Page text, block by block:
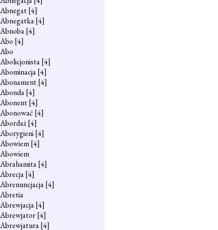
Abnegat[4]
Abnegatka[4]
Abnoba[4]
Abo [4]
Abo
Abolicjonista[4]
Abominacja[4]
Abonament[4]
Abonda[4]
Abonent[4]
Abonować [4]
Abordaż[4]
Aborygieni[4]
Abowiem[4]
Abowiem
Abrahamita[4]
Abrecja[4]
Abrenuncjacja[4]
Abretia
Abrewjacja[4]
Abrewjator[4]
Abrewjatura[4]